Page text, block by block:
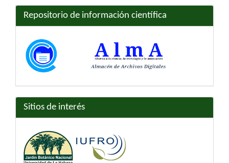
Repositorio de información científica
Sitios de interés